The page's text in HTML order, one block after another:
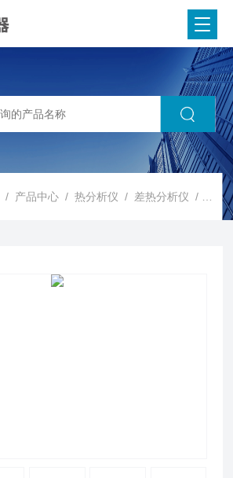
/ 产品中心 /热分析仪 / 差热分析仪 / DSC 3500 Sirius差热分析仪